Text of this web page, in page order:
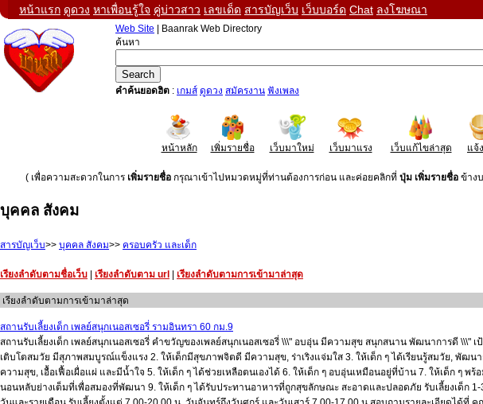
หน้าแรก ดูดวง หาเพื่อนรู้ใจ คู่บ่าวสาว เลขเด็ด สารบัญเว็บ เว็บบอร์ด Chat ลงโฆษณา
Web Site | Baanrak Web Directory
ค้นหา
คำค้นยอดฮิต : เกมส์ ดูดวง สมัครงาน ฟังเพลง
หน้าหลัก เพิ่มรายชื่อ เว็บมาใหม่ เว็บมาแรง เว็บแก้ไขล่าสุด แจ้
( เพื่อความสะดวกในการ เพิ่มรายชื่อ กรุณาเข้าไปหมวดหมู่ที่ท่านต้องการก่อน และค่อยคลิกที่ ปุ่ม เพิ่มรายชื่อ ข้าง
บุคคล สังคม
สารบัญเว็บ>> บุคคล สังคม>> ครอบครัว และเด็ก
เรียงลำดับตามชื่อเว็บ เรียงลำดับตาม url เรียงลำดับตามการเข้ามาล่าสุด
เรียงลำดับตามการเข้ามาล่าสุด
สถานรับเลี้ยงเด็ก เพลย์สนุกเนอสเซอรี่ รามอินทรา 60 กม.9
สถานรับเลี้ยงเด็ก เพลย์สนุกเนอสเซอรี่ คำขวัญของเพลย์สนุกเนอสเซอรี่ \\\" อบอุ่น มีความสุข สนุกสนาน พัฒนาการดี \\\"
เติบโตสมวัย มีสุภาพสมบูรณ์แข็งแรง 2. ให้เด็กมีสุขภาพจิตดี มีความสุข, ร่าเริงแจ่มใส 3. ให้เด็ก ๆ ได้เรียนรู้สมวัย, พัฒน
ความสุข, เอื้อเฟื้อเผื่อแผ่ และมีน้ำใจ 5. ให้เด็ก ๆ ได้ช่วยเหลือตนเองได้ 6. ให้เด็ก ๆ อบอุ่นเหมือนอยู่ที่บ้าน 7. ให้เด็ก ๆ พ
นอนหลับย่างเต็มที่เพื่อสมองที่พัฒนา 9. ให้เด็ก ๆ ได้รับประทานอาหารที่ถูกสุขลักษณะ สะอาดและปลอดภัย รับเลี้ยงเด็ก 1-